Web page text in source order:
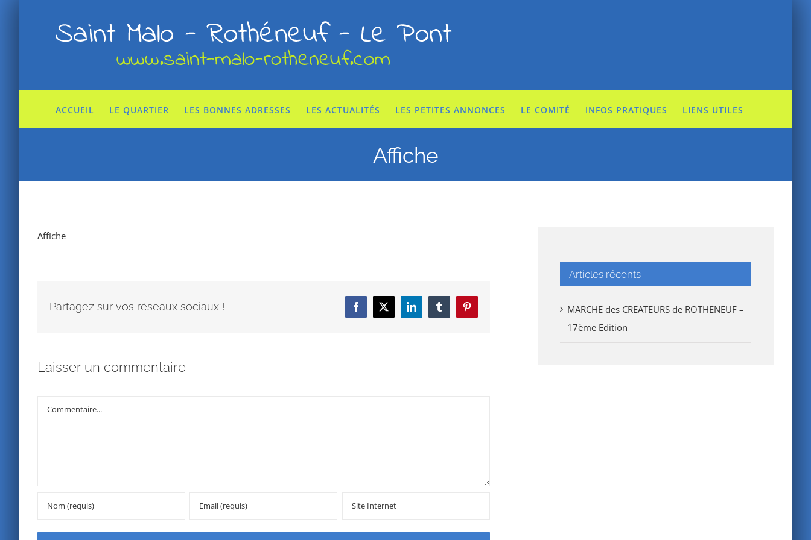
ACCUEIL LE QUARTIER LES BONNES ADRESSES LES ACTUALITÉS LES PETITES ANNONCES LE COMITÉ INFOS PRATIQUES LIENS UTILES
Affiche
Affiche
Partagez sur vos réseaux sociaux ! Facebook
X LinkedInTumblrPinterest
Laisser un commentaire
Commentaire
Articles récents
MARCHE des CREATEURS de ROTHENEUF –
17ème Edition